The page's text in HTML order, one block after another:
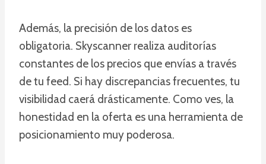
Además, la precisión de los datos es
obligatoria. Skyscanner realiza auditorías
constantes de los precios que envías a través
de tu feed. Si hay discrepancias frecuentes, tu
visibilidad caerá drásticamente. Como ves, la
honestidad en la oferta es una herramienta de
posicionamiento muy poderosa.